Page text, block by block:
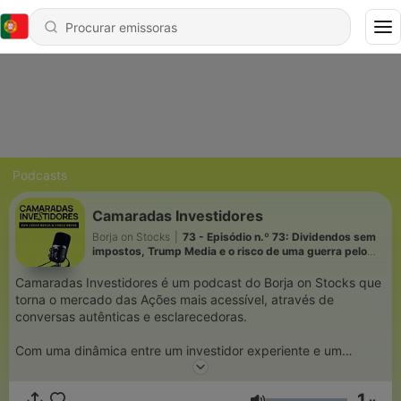
Podcasts
Camaradas Investidores
Borja on Stocks
73 - Episódio n.º 73: Dividendos sem
impostos, Trump Media e o risco de uma guerra pelo
Camaradas Investidores é um podcast do Borja on Stocks que
torna o mercado das Ações mais acessível, através de
conversas autênticas e esclarecedoras.
Com uma dinâmica entre um investidor experiente e um
iniciante, abordamos estratégias, tendências e histórias reais